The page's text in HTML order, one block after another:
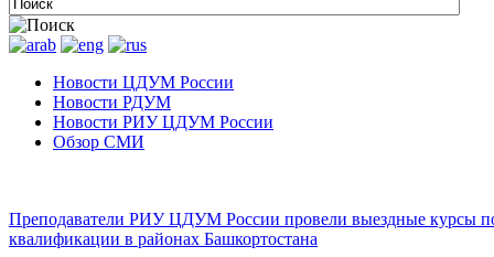
Новости ЦДУМ России
Новости РДУМ
Новости РИУ ЦДУМ России
Обзор СМИ
Преподаватели РИУ ЦДУМ России провели выездные курсы
квалификации в районах Башкортостана